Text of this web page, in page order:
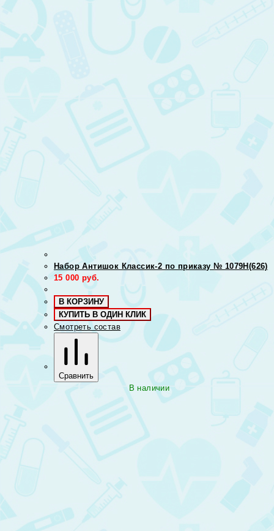
Набор Антишок Классик-2 по приказу № 1079Н(626)
15 000 руб.
В КОРЗИНУ
КУПИТЬ В ОДИН КЛИК
Смотреть состав
Сравнить
В наличии